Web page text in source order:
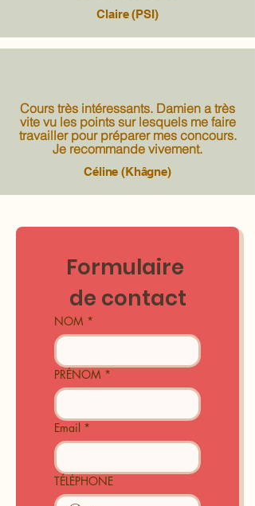
Claire (PSI)
Cours très intéressants. Damien a très
vite vu les points sur lesquels me faire
travailler pour préparer mes concours.
Je recommande vivement.
Céline (Khâgne)
Formulaire
de contact
NOM *
PRÉNOM *
Email *
TÉLÉPHONE